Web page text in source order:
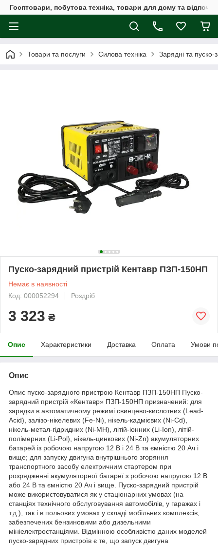
Госптовари, побутова техніка, товари для дому та
Товари та послуги Силова техніка Зарядні та пуско-
Пуско-зарядний пристрій Кентавр ПЗП-150НП
Немає в наявності
Код: 000052294
Роздріб
3 323 ₴
Опис Характеристики Доставка Оплата Умови
Опис
Опис пуско-зарядного пристрою Кентавр ПЗП-150НП Пуско-
зарядний пристрій «Кентавр» ПЗП-150НП призначений: для
зарядки в автоматичному режимі свинцево-кислотних (Lead-
Acid), залізо-нікелевих (Fe-Ni), нікель-кадмієвих (Ni-Cd),
нікель-метал-гідридних (Ni-MH), літій-іонних (Li-Ion), літій-
полімерних (Li-Pol), нікель-цинкових (Ni-Zn) акумуляторних
батарей із робочою напругою 12 В і 24 В та ємністю 20 Ач і
вище; для запуску двигуна внутрішнього згоряння
транспортного засобу електричним стартером при
розрядженні акумуляторної батареї з робочою напругою 12 В
або 24 В та ємністю 20 Ач і вище. Пуско-зарядний пристрій
може використовуватися як у стаціонарних умовах (на
станціях технічного обслуговування автомобілів, у гаражах і
т.д.), так і в польових умовах у складі мобільних комплексів,
забезпечених бензиновими або дизельними
мініелектростанціями. Відмінною особливістю даних моделей
пуско-зарядних пристроїв є те, що запуск двигуна